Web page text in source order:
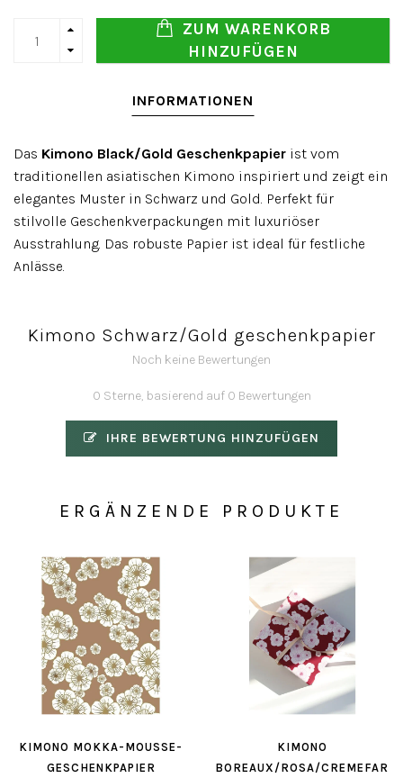
ZUM WARENKORB
HINZUFÜGEN
INFORMATIONEN
Das Kimono Black/Gold Geschenkpapier ist vom
traditionellen asiatischen Kimono inspiriert und zeigt ein
elegantes Muster in Schwarz und Gold. Perfekt für
stilvolle Geschenkverpackungen mit luxuriöser
Ausstrahlung. Das robuste Papier ist ideal für festliche
Anlässe.
Kimono Schwarz/Gold geschenkpapier
Noch keine Bewertungen
0 Sterne, basierend auf 0 Bewertungen
IHRE BEWERTUNG HINZUFÜGEN
ERGÄNZENDE PRODUKTE
KIMONO MOKKA-MOUSSE-
GESCHENKPAPIER
KIMONO
BOREAUX/ROSA/